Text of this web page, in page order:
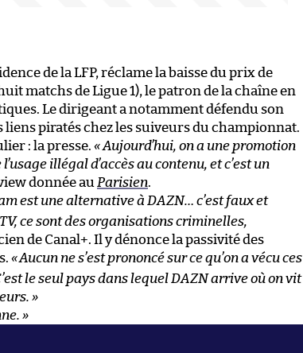
de la LFP, réclame la baisse du prix de
matchs de Ligue 1), le patron de la chaîne en
Le dirigeant a notamment défendu son
liens piratés chez les suiveurs du championnat.
: la presse. « Aujourd’hui, on a une promotion
illégal d’accès au contenu, et c’est un
donnée au Parisien.
est une alternative à DAZN… c’est faux et
ce sont des organisations criminelles,
de Canal+. Il y dénonce la passivité des
«Aucun ne s’est prononcé sur ce qu’on a vécu ces
le seul pays dans lequel DAZN arrive où on vit
»
»